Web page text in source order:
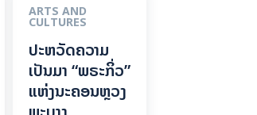
ARTS AND
CULTURES
ປະຫວັດຄວາມ
ເປັນມາ “ພຣະກິ່ວ”
ແຫ່ງນະຄອນຫຼວງ